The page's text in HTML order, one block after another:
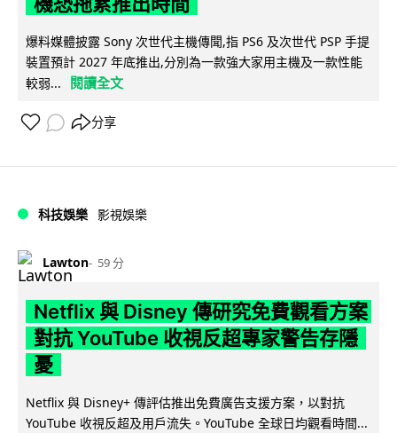
爆料媒體披露 Sony 次世代主機傳聞,指 PS6 及次世代 PSP 手提
裝置預計 2027 年底推出,分別為一款強大家用主機及一款性能
較弱...
閱讀全文
分享
科技娛樂 影視娛樂
Lawton 59 分
Netflix 與 Disney 傳研究免費觀看方案
對抗 YouTube 收視反超專家警告存隱
憂
Netflix 與 Disney+ 傳評估推出免費廣告支援方案，以對抗
YouTube 收視反超及用戶流失。YouTube 全球日均觀看時間...